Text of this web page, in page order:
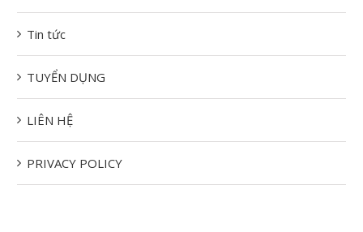
Tin tức
TUYỂN DỤNG
LIÊN HỆ
PRIVACY POLICY